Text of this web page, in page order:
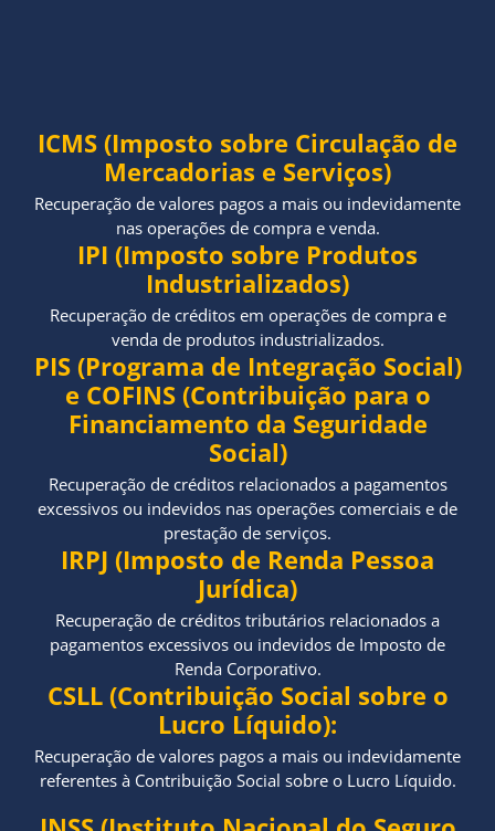
ICMS (Imposto sobre Circulação de
Mercadorias e Serviços)
Recuperação de valores pagos a mais ou indevidamente
nas operações de compra e venda.
IPI (Imposto sobre Produtos
Industrializados)
Recuperação de créditos em operações de compra e
venda de produtos industrializados.
PIS (Programa de Integração Social)
e COFINS (Contribuição para o
Financiamento da Seguridade
Social)
Recuperação de créditos relacionados a pagamentos
excessivos ou indevidos nas operações comerciais e de
prestação de serviços.
IRPJ (Imposto de Renda Pessoa
Jurídica)
Recuperação de créditos tributários relacionados a
pagamentos excessivos ou indevidos de Imposto de
Renda Corporativo.
CSLL (Contribuição Social sobre o
Lucro Líquido):
Recuperação de valores pagos a mais ou indevidamente
referentes à Contribuição Social sobre o Lucro Líquido.